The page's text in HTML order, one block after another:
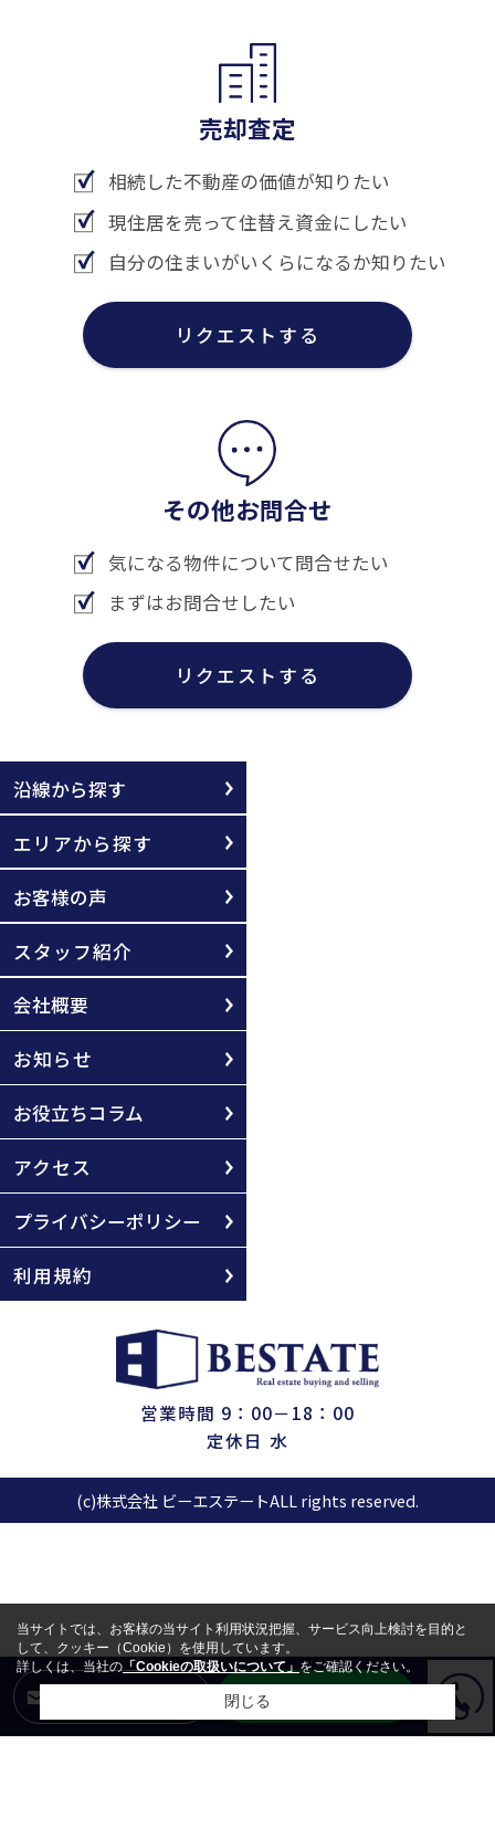
売却査定
相続した不動産の価値が知りたい
現住居を売って住替え資金にしたい
自分の住まいがいくらになるか知りたい
リクエストする
その他お問合せ
気になる物件について問合せたい
まずはお問合せしたい
リクエストする
沿線から探す
エリアから探す
お客様の声
スタッフ紹介
会社概要
お知らせ
お役立ちコラム
アクセス
プライバシーポリシー
利用規約
営業時間 9：00－18：00
定休日 水
(c)株式会社 ビーエステートALL rights reserved.
LINEからお問合せ
当サイトでは、お客様の当サイト利用状況把握、サービス向上検討を目的と
して、クッキー（Cookie）を使用しています。
詳しくは、当社の「Cookieの取扱いについて」をご確認ください。
閉じる